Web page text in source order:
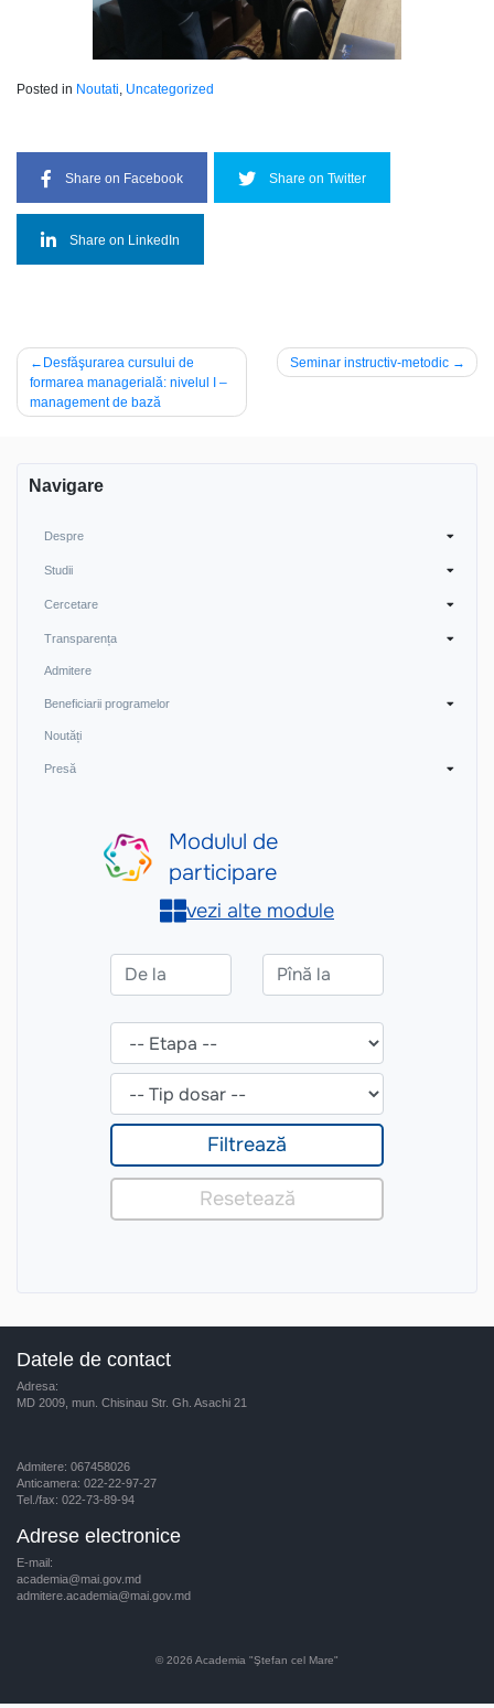
Posted in Noutati, Uncategorized
Share on Facebook Share on Twitter
Share on LinkedIn
Navigare
în
articole
Desfăşurarea cursului de
formarea managerială: nivelul I –
management de bază
Seminar instructiv-metodic
Navigare
Despre
Studii
Cercetare
Transparența
Admitere
Beneficiarii programelor
Noutăți
Presă
Datele de contact
Adresa:
MD 2009, mun. Chisinau Str. Gh. Asachi 21
Admitere: 067458026
Anticamera: 022-22-97-27
Tel./fax: 022-73-89-94
Adrese electronice
E-mail:
academia@mai.gov.md
admitere.academia@mai.gov.md
© 2026 Academia "Ştefan cel Mare"